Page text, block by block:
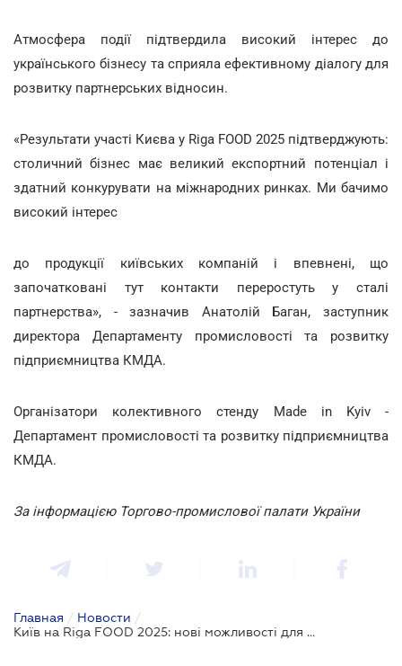
Атмосфера події підтвердила високий інтерес до
українського бізнесу та сприяла ефективному діалогу для
розвитку партнерських відносин.
«Результати участі Києва у Riga FOOD 2025 підтверджують:
столичний бізнес має великий експортний потенціал і
здатний конкурувати на міжнародних ринках. Ми бачимо
високий інтерес
до продукції київських компаній і впевнені, що
започатковані тут контакти переростуть у сталі
партнерства», - зазначив Анатолій Баган, заступник
директора Департаменту промисловості та розвитку
підприємництва КМДА.
Організатори колективного стенду Made in Kyiv -
Департамент промисловості та розвитку підприємництва
КМДА.
За інформацією Торгово-промислової палати України
Главная / Новости /
Київ на Riga FOOD 2025: нові можливості для бізнесу та міжнародного партнерства